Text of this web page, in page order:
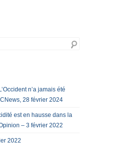
n’a jamais été
28 février 2024
est en hausse dans la
– 3 février 2022
2022